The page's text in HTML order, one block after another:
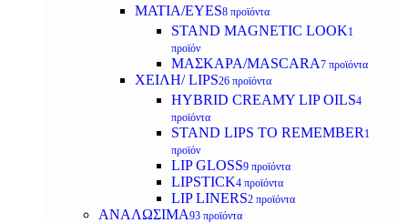
ΜΑΤΙΑ/EYES8 προϊόντα
STAND MAGNETIC LOOK1
προϊόν
ΜΑΣΚΑΡΑ/MASCARA7 προϊόντα
ΧΕΙΛΗ/ LIPS26 προϊόντα
HYBRID CREAMY LIP OILS4
προϊόντα
STAND LIPS TO REMEMBER 1
προϊόν
LIP GLOSS9 προϊόντα
LIPSTICK4 προϊόντα
LIP LINERS2 προϊόντα
ΑΝΑΛΩΣΙΜΑ93 προϊόντα